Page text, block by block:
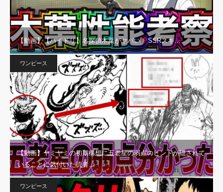
【動画】【ハイドリ】名探偵木葉がヤバい SSRスキ…
ワンピース
【動画】ヤミヤミの初期構想に五老星の弱点のヒントが隠されて
いることに気付いた読者…
ワンピース